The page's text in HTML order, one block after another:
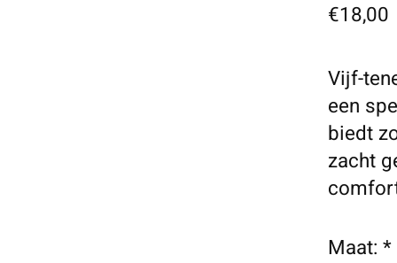
€18,00
Vijf-
een
biedt
zacht
Maat:*